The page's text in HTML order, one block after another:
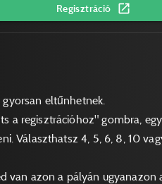
Regisztráció
eltűnhetnek.
a regisztrációhoz" gombra,
Választhatsz 4, 5, 6, 8, 10
van azon a pályán